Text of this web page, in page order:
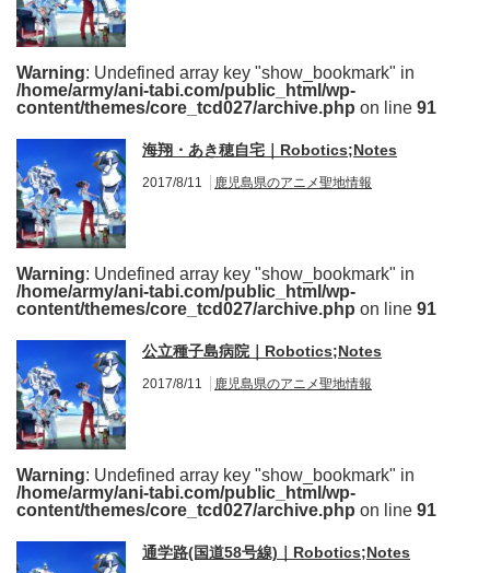
Warning: Undefined array key "show_bookmark" in
/home/army/ani-tabi.com/public_html/wp-
content/themes/core_tcd027/archive.php on line 91
海翔・あき穂自宅｜Robotics;Notes
2017/8/11 鹿児島県のアニメ聖地情報
Warning: Undefined array key "show_bookmark" in
/home/army/ani-tabi.com/public_html/wp-
content/themes/core_tcd027/archive.php on line 91
公立種子島病院｜Robotics;Notes
2017/8/11 鹿児島県のアニメ聖地情報
Warning: Undefined array key "show_bookmark" in
/home/army/ani-tabi.com/public_html/wp-
content/themes/core_tcd027/archive.php on line 91
通学路(国道58号線)｜Robotics;Notes